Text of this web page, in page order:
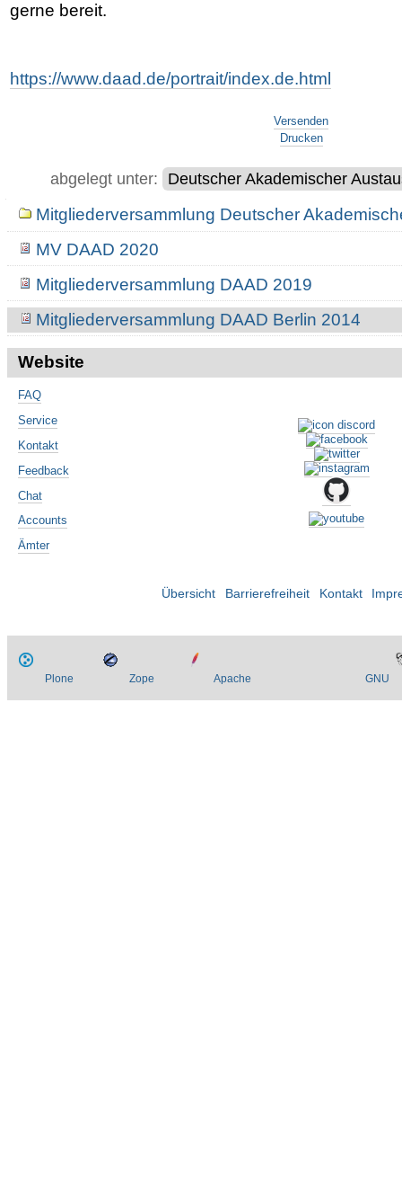
gerne bereit.
https://www.daad.de/portrait/index.de.html
Versenden
Drucken
abgelegt unter: Deutscher Akademischer
NavigationMitgliederversammlung Deutscher
MV DAAD 2020
Mitgliederversammlung DAAD 2019
Mitgliederversammlung DAAD Berlin 2014
Website
FAQ
Service
Kontakt
Feedback
Chat
Accounts
Ämter
Übersicht Barrierefreiheit Kontakt
Plone Zope Apache GNU